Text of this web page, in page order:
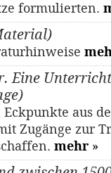
formulierten.
Eine
aus
Zugänge zur
mehr »